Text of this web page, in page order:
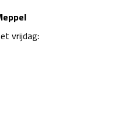
vrijdag: